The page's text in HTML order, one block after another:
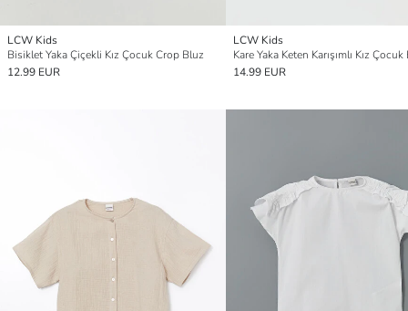
LCW Kids
Bisiklet Yaka Çiçekli Kız Çocuk Crop Bluz
12.99 EUR
LCW Kids
Kare Yaka Keten Karışımlı Kız
14.99 EUR